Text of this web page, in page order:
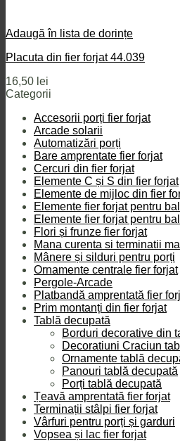
Adaugă în lista de dorințe
Placuta din fier forjat 44.039
16,50 lei
Categorii
Accesorii porți fier forjat
Arcade solarii
Automatizări porți
Bare amprentate fier forjat
Cercuri din fier forjat
Elemente C și S din fier forjat
Elemente de mijloc din fier
Elemente fier forjat pentru
Elemente fier forjat pentru
Flori și frunze fier forjat
Mana curenta si terminatii
Mânere și silduri pentru porți
Ornamente centrale fier forjat
Pergole-Arcade
Platbandă amprentată fier
Prim montanți din fier forjat
Tablă decupată
Borduri decorative din
Decoratiuni Craciun
Ornamente tablă
Panouri tablă decupată
Porți tablă decupată
Țeavă amprentată fier forjat
Terminații stâlpi fier forjat
Vârfuri pentru porți și garduri
Vopsea și lac fier forjat